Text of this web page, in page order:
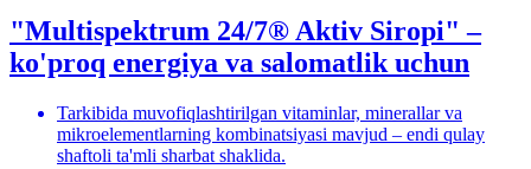
"Multispektrum 24/7® Aktiv Siropi" –
ko'proq energiya va salomatlik uchun
Tarkibida muvofiqlashtirilgan vitaminlar, minerallar va
mikroelementlarning kombinatsiyasi mavjud – endi qulay
shaftoli ta'mli sharbat shaklida.